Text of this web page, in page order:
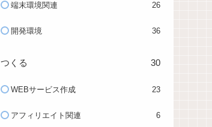
端末環境関連 26
開発環境 36
つくる 30
WEBサービス作成 23
アフィリエイト関連 6